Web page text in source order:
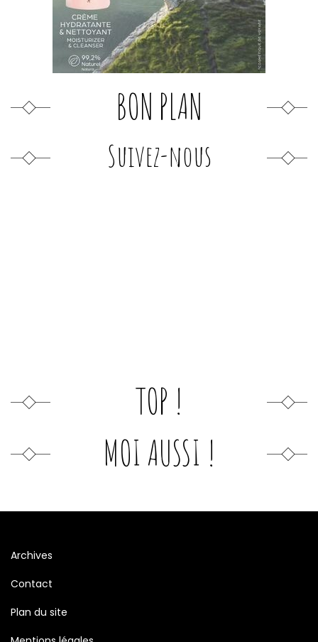
BON PLAN
Suivez-nous
TOP !
MOI AUSSI !
Archives
Contact
Plan du site